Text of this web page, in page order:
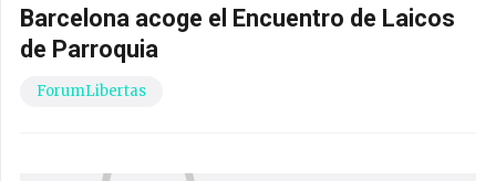
Barcelona acoge el Encuentro de Laicos
de Parroquia
ForumLibertas